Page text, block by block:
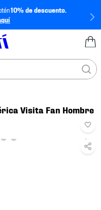
10% de descuento.
Visita Fan Hombre